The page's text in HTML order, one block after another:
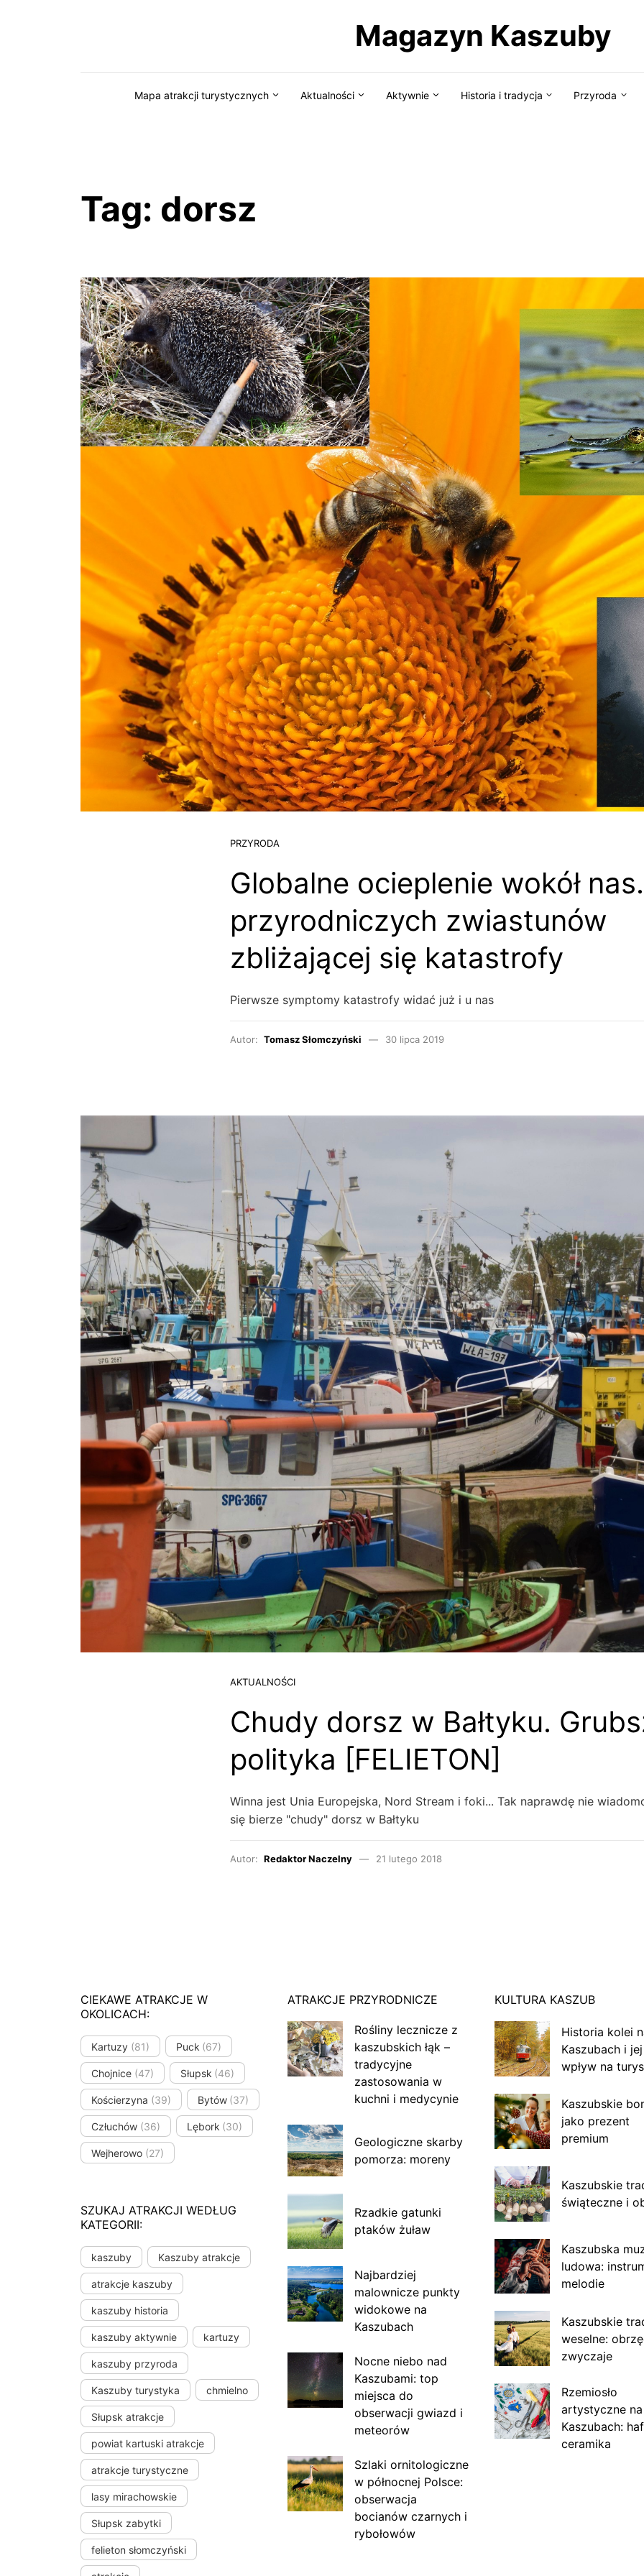
Magazyn Kaszuby
Mapa atrakcji turystycznych Aktualności Aktywnie Historia i tradycja Przyroda
Tag: dorsz
PRZYRODA
Globalne ocieplenie wokół
przyrodniczych zwiastunów
zbliżającej się katastrofy
Pierwsze symptomy katastrofy widać już i u nas
Autor: Tomasz Słomczyński 30 lipca 2019
AKTUALNOŚCI
Chudy dorsz w Bałtyku.
polityka [FELIETON]
Winna jest Unia Europejska, Nord Stream i foki... Tak naprawdę nie
się bierze "chudy" dorsz w Bałtyku
Autor: Redaktor Naczelny 21 lutego 2018
CIEKAWE ATRAKCJE W
OKOLICACH:
Kartuzy (81) Puck (67)
Chojnice (47) Słupsk (46)
Kościerzyna (39) Bytów (37)
Człuchów (36) Lębork (30)
Wejherowo (27)
SZUKAJ ATRAKCJI WEDŁUG
KATEGORII:
kaszuby Kaszuby atrakcje
atrakcje kaszuby
kaszuby historia
kaszuby aktywnie kartuzy
kaszuby przyroda
Kaszuby turystyka chmielno
Słupsk atrakcje
powiat kartuski atrakcje
atrakcje turystyczne
lasy mirachowskie
Słupsk zabytki
felieton słomczyński
ATRAKCJE PRZYRODNICZE
Rośliny lecznicze z
kaszubskich łąk –
tradycyjne
zastosowania w
kuchni i medycynie
Geologiczne skarby
pomorza: moreny
Rzadkie gatunki
ptaków żuław
Najbardziej
malownicze punkty
widokowe na
Kaszubach
Nocne niebo nad
Kaszubami: top
miejsca do
obserwacji gwiazd i
meteorów
Szlaki ornitologiczne
w północnej Polsce:
obserwacja
bocianów czarnych i
rybołowów
KULTURA KASZUB
Historia kolei
Kaszubach i jej
wpływ na
Kaszubskie
jako prezent
premium
Kaszubskie
świąteczne i
Kaszubska
ludowa:
melodie
Kaszubskie
weselne:
zwyczaje
Rzemiosło
artystyczne na
Kaszubach:
ceramika